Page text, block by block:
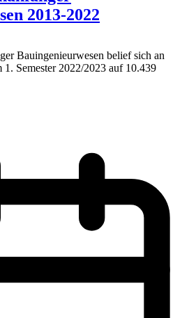
2013-2022
Bauingenieurwesen belief sich an
Semester 2022/2023 auf 10.439